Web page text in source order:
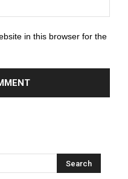
in this browser for the